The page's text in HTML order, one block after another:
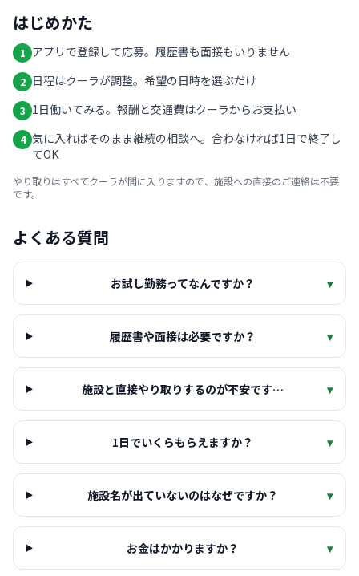
はじめかた
1 アプリで登録して応募。履歴書も面接もいりません
2 日程はクーラが調整。希望の日時を選ぶだけ
3 1日働いてみる。報酬と交通費はクーラからお支払い
4 気に入ればそのまま継続の相談へ。合わなければ1日で終了し
てOK
やり取りはすべてクーラが間に入りますので、施設への直接のご連絡は不要
です。
よくある質問
お試し勤務ってなんですか？ ▾
履歴書や面接は必要ですか？ ▾
施設と直接やり取りするのが不安です… ▾
1日でいくらもらえますか？ ▾
施設名が出ていないのはなぜですか？ ▾
お金はかかりますか？ ▾